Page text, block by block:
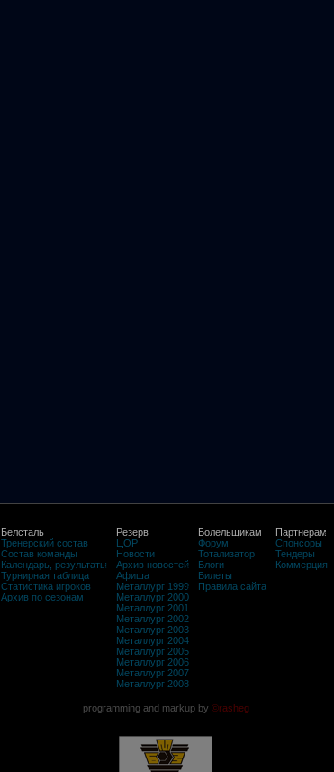
Белсталь
Тренерский состав
Состав команды
Календарь, результаты
Турнирная таблица
Статистика игроков
Архив по сезонам
Резерв
ЦОР
Новости
Архив новостей
Афиша
Металлург 1999
Металлург 2000
Металлург 2001
Металлург 2002
Металлург 2003
Металлург 2004
Металлург 2005
Металлург 2006
Металлург 2007
Металлург 2008
Болельщикам
Форум
Тотализатор
Блоги
Билеты
Правила сайта
Партнерам
Спонсоры
Тендеры
Коммерция
programming and markup by ©rasheg